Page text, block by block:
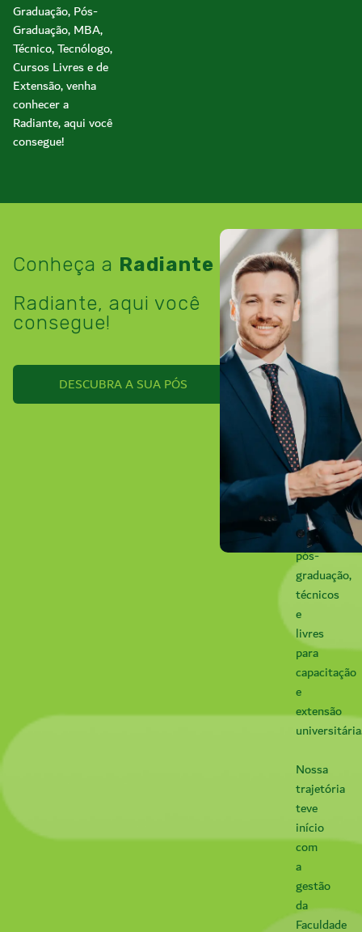
Graduação, Pós-
Graduação, MBA,
Técnico, Tecnólogo,
Cursos Livres e de
Extensão, venha
conhecer a
Radiante, aqui você
consegue!
Conheça a Radiante
Radiante, aqui você
consegue!
DESCUBRA A SUA PÓS
A
Radiante
atua
desde
no
segmento
de
educação
oferecendo
cursos
de
graduação
e
pós-
graduação,
técnicos
e
livres
para
capacitação
e
extensão
Nossa
trajetória
teve
início
com
a
gestão
da
Faculdade